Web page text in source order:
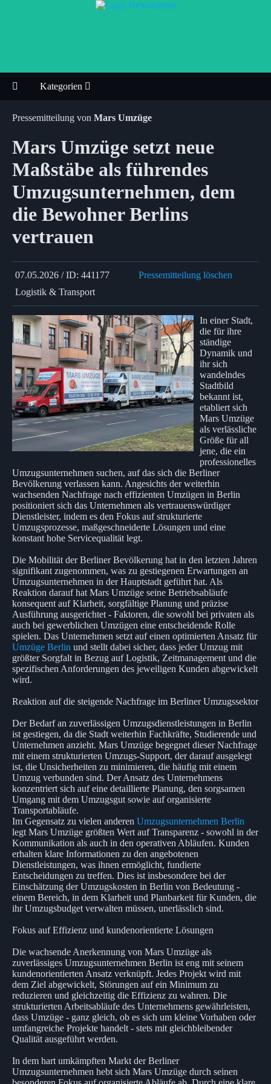
Kategorien
Pressemitteilung von Mars Umzüge
Mars Umzüge setzt neue
Maßstäbe als führendes
Umzugsunternehmen, dem
die Bewohner Berlins
vertrauen
07.05.2026 / ID: 441177
Pressemitteilung löschen
Logistik & Transport
In einer Stadt,
die für ihre
ständige
Dynamik und
ihr sich
wandelndes
Stadtbild
bekannt ist,
etabliert sich
Mars Umzüge
als verlässliche
Größe für all
jene, die ein
professionelles
Umzugsunternehmen suchen, auf das sich die Berliner
Bevölkerung verlassen kann. Angesichts der weiterhin
wachsenden Nachfrage nach effizienten Umzügen in Berlin
positioniert sich das Unternehmen als vertrauenswürdiger
Dienstleister, indem es den Fokus auf strukturierte
Umzugsprozesse, maßgeschneiderte Lösungen und eine
konstant hohe Servicequalität legt.
Die Mobilität der Berliner Bevölkerung hat in den letzten Jahren
signifikant zugenommen, was zu gestiegenen Erwartungen an
Umzugsunternehmen in der Hauptstadt geführt hat. Als
Reaktion darauf hat Mars Umzüge seine Betriebsabläufe
konsequent auf Klarheit, sorgfältige Planung und präzise
Ausführung ausgerichtet - Faktoren, die sowohl bei privaten als
auch bei gewerblichen Umzügen eine entscheidende Rolle
spielen. Das Unternehmen setzt auf einen optimierten Ansatz für
Umzüge Berlin und stellt dabei sicher, dass jeder Umzug mit
größter Sorgfalt in Bezug auf Logistik, Zeitmanagement und die
spezifischen Anforderungen des jeweiligen Kunden abgewickelt
wird.
Reaktion auf die steigende Nachfrage im Berliner Umzugssektor
Der Bedarf an zuverlässigen Umzugsdienstleistungen in Berlin
ist gestiegen, da die Stadt weiterhin Fachkräfte, Studierende und
Unternehmen anzieht. Mars Umzüge begegnet dieser Nachfrage
mit einem strukturierten Umzugs-Support, der darauf ausgelegt
ist, die Unsicherheiten zu minimieren, die häufig mit einem
Umzug verbunden sind. Der Ansatz des Unternehmens
konzentriert sich auf eine detaillierte Planung, den sorgsamen
Umgang mit dem Umzugsgut sowie auf organisierte
Transportabläufe.
Im Gegensatz zu vielen anderen Umzugsunternehmen Berlin
legt Mars Umzüge größten Wert auf Transparenz - sowohl in der
Kommunikation als auch in den operativen Abläufen. Kunden
erhalten klare Informationen zu den angebotenen
Dienstleistungen, was ihnen ermöglicht, fundierte
Entscheidungen zu treffen. Dies ist insbesondere bei der
Einschätzung der Umzugskosten in Berlin von Bedeutung -
einem Bereich, in dem Klarheit und Planbarkeit für Kunden, die
ihr Umzugsbudget verwalten müssen, unerlässlich sind.
Fokus auf Effizienz und kundenorientierte Lösungen
Die wachsende Anerkennung von Mars Umzüge als
zuverlässiges Umzugsunternehmen Berlin ist eng mit seinem
kundenorientierten Ansatz verknüpft. Jedes Projekt wird mit
dem Ziel abgewickelt, Störungen auf ein Minimum zu
reduzieren und gleichzeitig die Effizienz zu wahren. Die
strukturierten Arbeitsabläufe des Unternehmens gewährleisten,
dass Umzüge - ganz gleich, ob es sich um kleine Vorhaben oder
umfangreiche Projekte handelt - stets mit gleichbleibender
Qualität ausgeführt werden.
In dem hart umkämpften Markt der Berliner
Umzugsunternehmen hebt sich Mars Umzüge durch seinen